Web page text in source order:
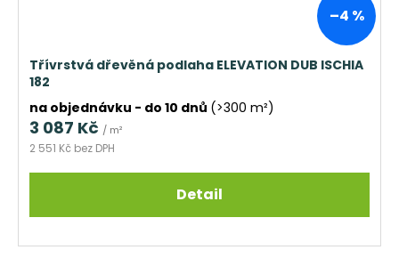
–4 %
Třívrstvá dřevěná podlaha ELEVATION DUB ISCHIA
182
na objednávku - do 10 dnů (>300 m²)
2 551 Kč bez DPH
3 087 Kč / m²
Detail